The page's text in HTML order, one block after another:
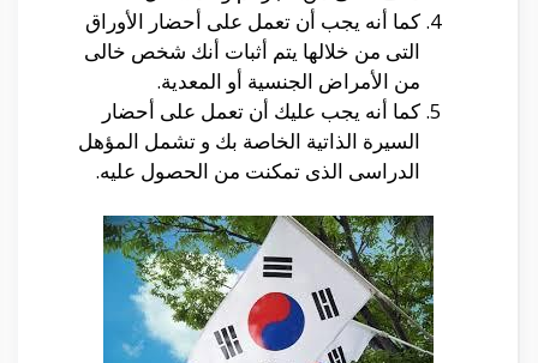
كما أنه يجب أن تعمل على أحضار الأوراق
التى من خلالها يتم أثبات أنك شخص خالى
من الأمراض الجنسية أو المعدية.
كما أنه يجب عليك أن تعمل على أحضار
السيرة الذاتية الخاصة بك و تشمل المؤهل
الدراسى الذى تمكنت من الحصول عليه.